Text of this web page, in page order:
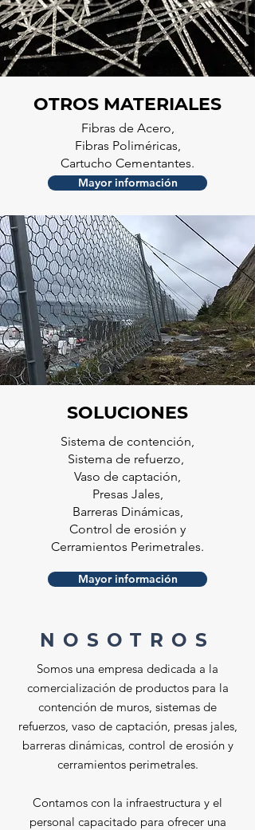
OTROS MATERIALES
Fibras de Acero,
Fibras Poliméricas,
Cartucho Cementantes.
Mayor información
SOLUCIONES
Sistema de contención,
Sistema de refuerzo,
Vaso de captación,
Presas Jales,
Barreras Dinámicas,
Control de erosión y
Cerramientos Perimetrales.
Mayor información
NOSOTROS
Somos una empresa dedicada a la
comercialización de productos para la
contención de muros, sistemas de
refuerzos, vaso de captación, presas jales,
barreras dinámicas, control de erosión y
cerramientos perimetrales.
Contamos con la infraestructura y el
personal capacitado para ofrecer una